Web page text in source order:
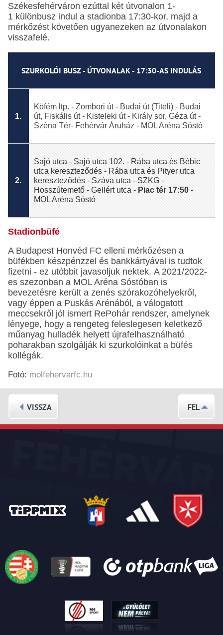
Székesfehérváron ezúttal két útvonalon 1-
1 különbusz indul a stadionba 17:30-kor, majd a
mérkőzést követően ugyanezeken az útvonalakon
visszafelé.
SZURKOLÓI BUSZ - ÚTVONALAK - 17:30-AS INDULÁS
1.
Köfém ltp. - Zombori út - Budai út (Titeli) - Budai
út, Fiskális út - Kisteleki út - Király sor, Géza út -
Széna Tér- Fehérvár Áruház - MOL Aréna Sóstó
2.
Sajó utca - Sajó utca 102. - Rába utca és Bébic
utca kereszteződés - Rába utca és Pityer utca
kereszteződés - Száva utca - SZKG -
Hosszútemető - Gellért utca - Piac tér 17:50-
MOL Aréna Sóstó
Stadionbüfé
A Budapest Honvéd FC elleni mérkőzésen a
büfékben készpénzzel és bankkártyával is tudtok
fizetni - ez utóbbit javasoljuk nektek. A 2021/2022-
es szezonban a MOL Aréna Sóstóban is
bevezetésre került a zenés szórakozóhelyekről,
vagy éppen a Puskás Arénából, a válogatott
meccsekről jól ismert RePohár rendszer, amelynek
lényege, hogy a rengeteg feleslegesen keletkező
műanyag hulladék helyett újrafelhasználható
poharakban szolgálják ki szurkolóinkat a büfés
kollégák.
Fotó: molfehervarfc.hu
VISSZA FEL